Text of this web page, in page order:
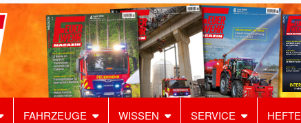
FAHRZEUGE WISSEN SERVICE HEFTE